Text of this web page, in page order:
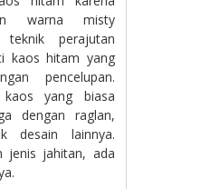
warna misty
teknik perajutan
kaos hitam yang
pencelupan.
kaos yang biasa
dengan raglan,
desain lainnya.
jenis jahitan, ada